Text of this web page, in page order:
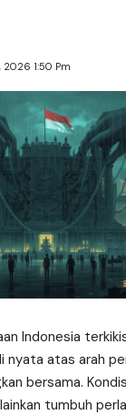
2026 1:50 Pm
Indonesia
nyata atas arah
bersama.
tumbuh